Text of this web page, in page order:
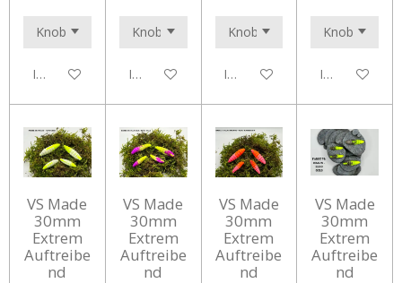
In den WarenkorbIn den WarenkorbIn den WarenkorbIn den
VS Made
30mm
Extrem
Auftreibe
nd
VS Made
30mm
Extrem
Auftreibe
nd
VS Made
30mm
Extrem
Auftreibe
nd
VS Made
30mm
Extrem
Auftreibe
nd